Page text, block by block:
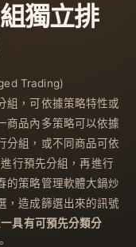
獨立排
Trading)
組，可依據策略特性或
商品內多策略可以依據
分組，或不同商品可依
行預先分組，再進行
的策略管理軟體大鍋炒
，造成篩選出來的訊號
具有可預先分類分
。